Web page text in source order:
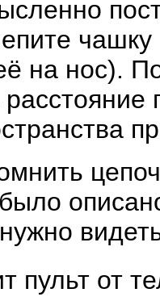
на нос).
пульт от